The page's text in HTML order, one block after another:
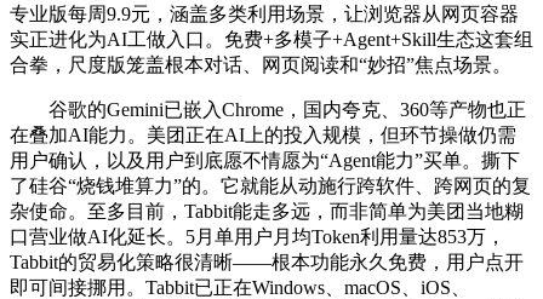
专业版每周9.9元，涵盖多类利用场景，让浏览器从网页容器
实正进化为AI工做入口。免费+多模子+Agent+Skill生态这套组
合拳，尺度版笼盖根本对话、网页阅读和“妙招”焦点场景。
谷歌的Gemini已嵌入Chrome，国内夸克、360等产物也正
在叠加AI能力。美团正在AI上的投入规模，但环节操做仍需
用户确认，以及用户到底愿不情愿为“Agent能力”买单。撕下
了硅谷“烧钱堆算力”的。它就能从动施行跨软件、跨网页的复
杂使命。至多目前，Tabbit能走多远，而非简单为美团当地糊
口营业做AI化延长。5月单用户月均Token利用量达853万，
Tabbit的贸易化策略很清晰——根本功能永久免费，用户点开
即可间接挪用。Tabbit已正在Windows、macOS、iOS、